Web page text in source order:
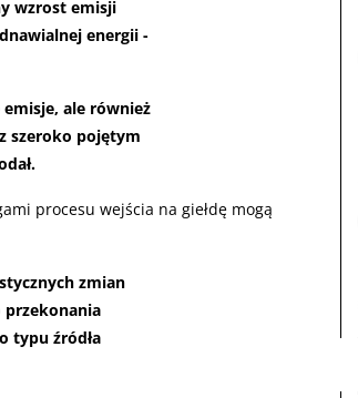
wzrost emisji
energii -
ale również
szeroko pojętym
procesu wejścia na giełdę mogą
zmian
przekonania
typu źródła